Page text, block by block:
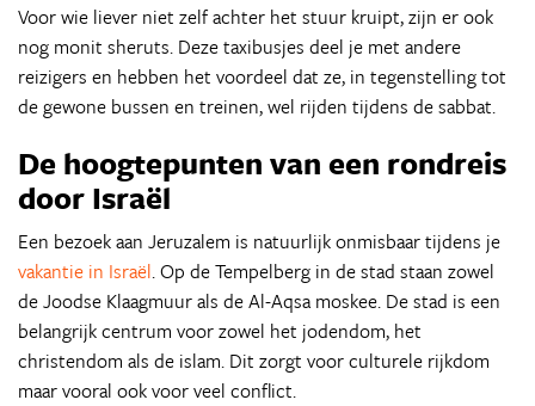
Voor wie liever niet zelf achter het stuur kruipt, zijn er ook
nog monit sheruts. Deze taxibusjes deel je met andere
reizigers en hebben het voordeel dat ze, in tegenstelling tot
de gewone bussen en treinen, wel rijden tijdens de sabbat.
De hoogtepunten van een rondreis
door Israël
Een bezoek aan Jeruzalem is natuurlijk onmisbaar tijdens je
vakantie in Israël. Op de Tempelberg in de stad staan zowel
de Joodse Klaagmuur als de Al-Aqsa moskee. De stad is een
belangrijk centrum voor zowel het jodendom, het
christendom als de islam. Dit zorgt voor culturele rijkdom
maar vooral ook voor veel conflict.